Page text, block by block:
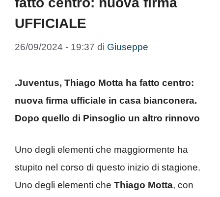
UFFICIALE
26/09/2024 - 19:37 di Giuseppe
.Juventus, Thiago Motta ha fatto centro:
nuova firma ufficiale in casa bianconera.
Dopo quello di Pinsoglio un altro rinnovo
Uno degli elementi che maggiormente ha
stupito nel corso di questo inizio di stagione.
Uno degli elementi che Thiago Motta, con